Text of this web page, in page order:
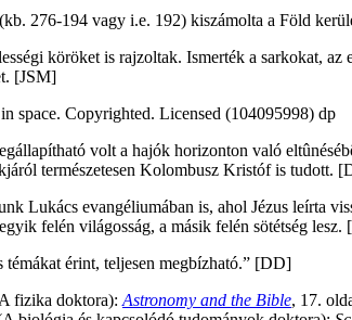
276-194 vagy i.e. 192) kiszámolta a Föld
köröket is rajzoltak. Ismerték a sarkokat,
[JSM]
volt a hajók horizonton való
természetesen Kolombusz Kristóf is tudott.
Lukács evangéliumában is, ahol Jézus leírta
felén világosság, a másik felén sötétség lesz.
érint, teljesen megbízható.” [DD]
fizika doktora): Astronomy and the Bible, 17.